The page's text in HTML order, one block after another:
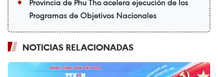
Provincia de Phu Tho acelera ejecución de los
Programas de Objetivos Nacionales
NOTICIAS RELACIONADAS